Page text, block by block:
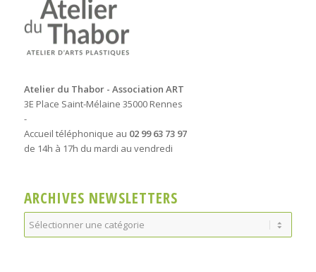
Atelier du Thabor - Association ART
3E Place Saint-Mélaine 35000 Rennes
-
Accueil téléphonique au 02 99 63 73 97
de 14h à 17h du mardi au vendredi
ARCHIVES NEWSLETTERS
Archives
Newsletters